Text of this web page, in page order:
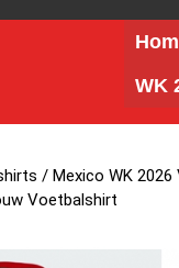
WK
/Mexico WK
Voetbalshirt